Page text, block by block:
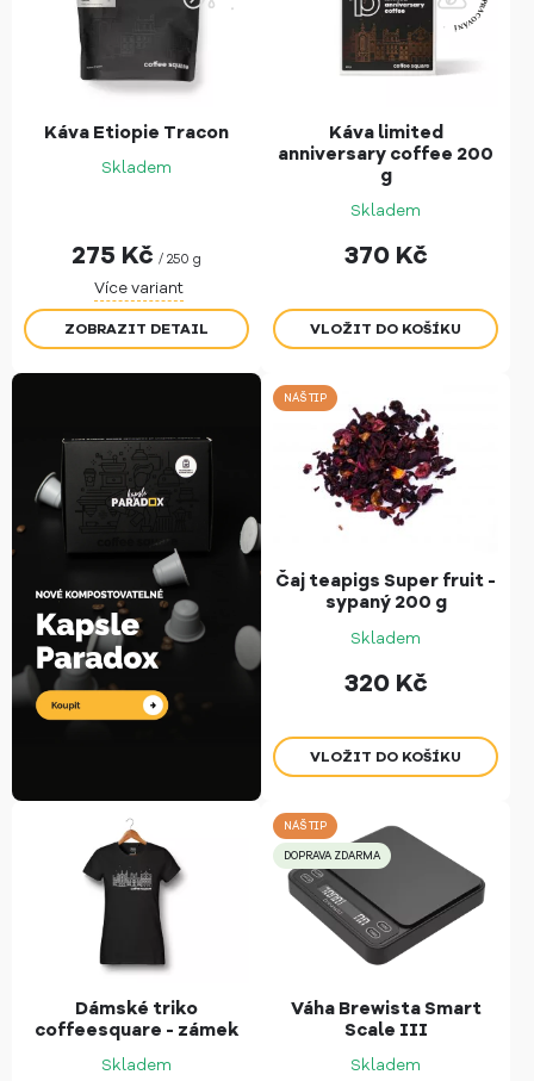
Káva Etiopie Tracon
Skladem
275 Kč / 250 g
Více variant
ZOBRAZIT DETAIL
Káva limited
anniversary coffee 200
g
Skladem
370 Kč
NÁŠ TIP
Čaj teapigs Super fruit -
sypaný 200 g
Skladem
320 Kč
Dámské triko
coffeesquare - zámek
Skladem
NÁŠ TIP
DOPRAVA ZDARMA
Váha Brewista Smart
Scale III
Skladem